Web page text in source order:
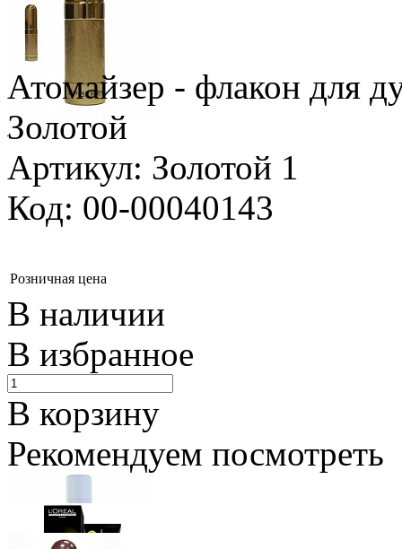
Атомайзер - флакон для
Золотой
Артикул: Золотой 1
Код: 00-00040143
Розничная цена
В наличии
В избранное
В корзину
Рекомендуем посмотреть